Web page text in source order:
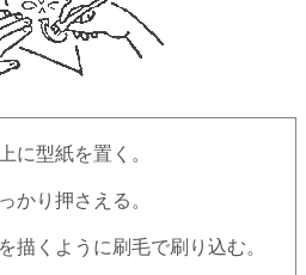
に型紙を置く。
かり押さえる。
描くように刷毛で刷り込む。